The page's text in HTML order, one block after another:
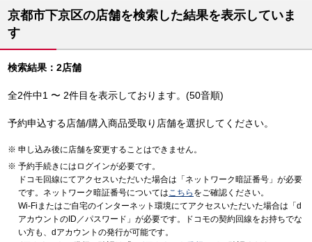
京都市下京区の店舗を検索した結果を表示していま
す
検索結果：2店舗
全2件中1 〜 2件目を表示しております。(50音順)
予約申込する店舗/購入商品受取り店舗を選択してください。
申し込み後に店舗を変更することはできません。
予約手続きにはログインが必要です。
ドコモ回線にてアクセスいただいた場合は「ネットワーク暗証番号」が必要
です。ネットワーク暗証番号についてはこちら をご確認ください。
Wi-Fiまたはご自宅のインターネット環境にてアクセスいただいた場合は「d
アカウントのID／パスワード」が必要です。ドコモの契約回線をお持ちでな
い方も、dアカウントの発行が可能です。